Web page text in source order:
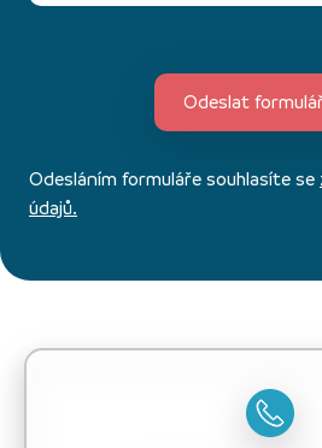
Odeslat
Odesláním formuláře souhlasíte se
údajů.